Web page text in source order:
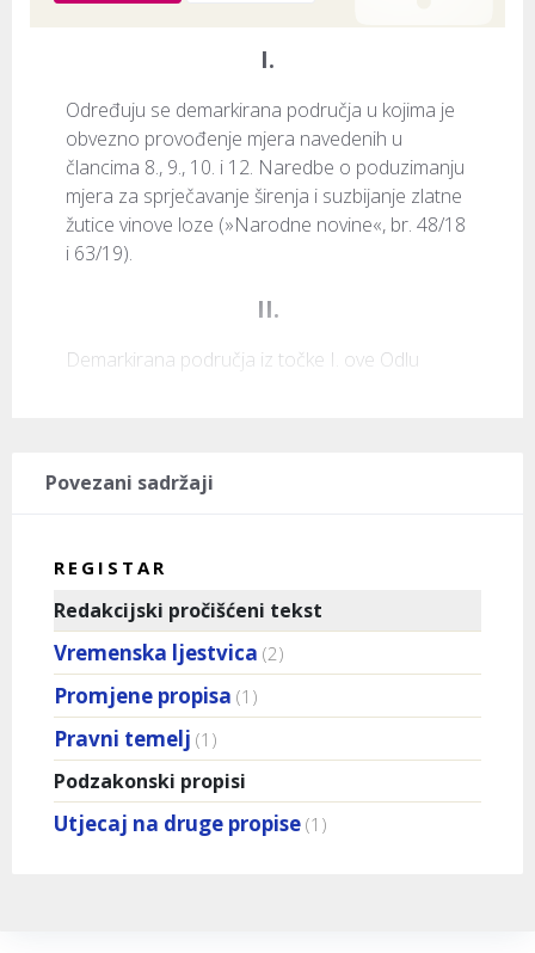
I.
Određuju se demarkirana područja u kojima je
obvezno provođenje mjera navedenih u
člancima 8., 9., 10. i 12. Naredbe o poduzimanju
mjera za sprječavanje širenja i suzbijanje zlatne
žutice vinove loze (»Narodne novine«, br. 48/18
i 63/19).
II.
Demarkirana područja iz točke I. ove Odlu
Povezani sadržaji
REGISTAR
Redakcijski pročišćeni tekst
Vremenska ljestvica (2)
Promjene propisa (1)
Pravni temelj (1)
Podzakonski propisi
Utjecaj na druge propise (1)